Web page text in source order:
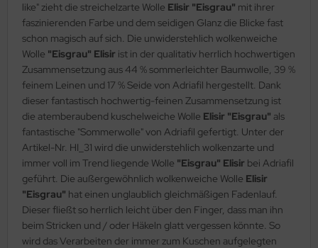
like" zieht die streichelzarte Wolle Elisir "Eisgrau" mit ihrer
faszinierenden Farbe und dem seidigen Glanz die Blicke fast
schon magisch auf sich. Die unwiderstehlich wolkenweiche
Wolle "Eisgrau" Elisir ist in der qualitativ herrlich hochwertigen
Zusammensetzung aus 44 % sommerleichter Baumwolle, 39 %
feinem Leinen und 17 % Seide von Adriafil hergestellt. Dank
dieser fantastisch hochwertig-feinen Zusammensetzung ist
die atemberaubend kuschelweiche Wolle Elisir "Eisgrau" als
fantastische "Sommerwolle" von Adriafil gefertigt. Unter der
Artikel-Nr. HI_31 wird die unwiderstehlich wolkenzarte und
immer voll im Trend liegende Wolle "Eisgrau" Elisir bei Adriafil
geführt. Die außergewöhnlich wolkenweiche Wolle Elisir
"Eisgrau" hat einen unglaublich gleichmäßigen Fadenlauf.
Dieser fließt so herrlich leicht über den Finger, dass man ihn
beim Stricken und / oder Häkeln glatt vergessen könnte. So
wird das Verarbeiten der immer zum Kuschen aufgelegten